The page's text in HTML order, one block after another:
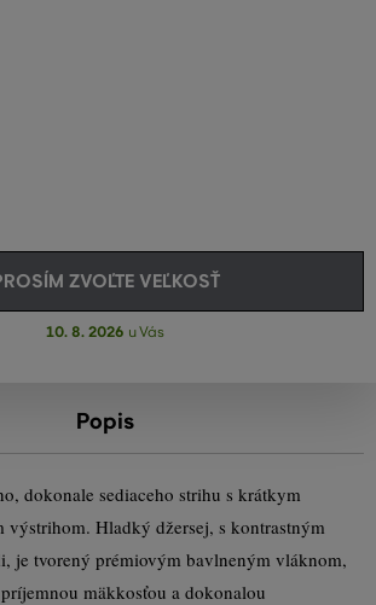
ZVOĽTE VEĽKOSŤ
10. 8. 2026 u Vás
Popis
dokonale sediaceho strihu s krátkym
výstrihom. Hladký džersej, s kontrastným
je tvorený prémiovým bavlneným vláknom,
mäkkosťou a dokonalou